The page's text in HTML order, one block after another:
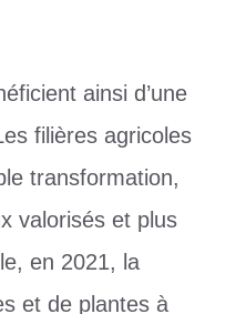
ainsi d’une
filières agricoles
transformation,
valorisés et plus
en 2021, la
et de plantes à